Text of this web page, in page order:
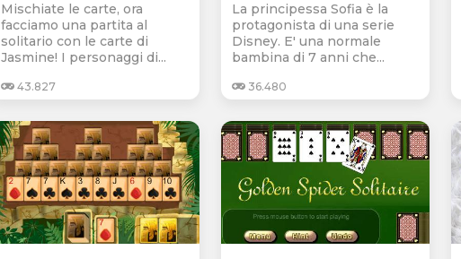
Mischiate le carte, ora
facciamo una partita al
solitario con le carte di
Jasmine! I personaggi di...
43.827
La principessa Sofia è la
protagonista di una serie
Disney. E' una normale
bambina di 7 anni che...
36.480